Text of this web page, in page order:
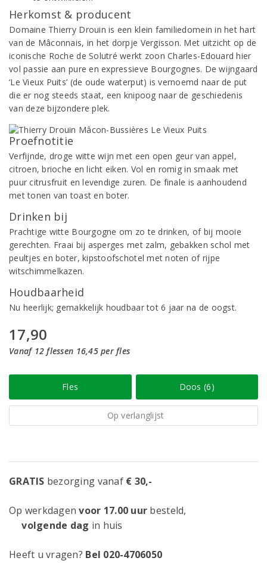
Herkomst & producent
Domaine Thierry Drouin is een klein familiedomein in het hart
van de Mâconnais, in het dorpje Vergisson. Met uitzicht op de
iconische Roche de Solutré werkt zoon Charles-Edouard hier
vol passie aan pure en expressieve Bourgognes. De wijngaard
‘Le Vieux Puits’ (de oude waterput) is vernoemd naar de put
die er nog steeds staat, een knipoog naar de geschiedenis
van deze bijzondere plek.
Proefnotitie
Verfijnde, droge witte wijn met een open geur van appel,
citroen, brioche en licht eiken. Vol en romig in smaak met
puur citrusfruit en levendige zuren. De finale is aanhoudend
met tonen van toast en boter.
Drinken bij
Prachtige witte Bourgogne om zo te drinken, of bij mooie
gerechten. Fraai bij asperges met zalm, gebakken schol met
peultjes en boter, kipstoofschotel met noten of rijpe
witschimmelkazen.
Houdbaarheid
Nu heerlijk; gemakkelijk houdbaar tot 6 jaar na de oogst.
17,90
Vanaf 12 flessen 16,45 per fles
Fles Doos (6)
Op verlanglijst
GRATIS bezorging vanaf € 30,-
Op werkdagenvoor 17.00 uur besteld,
volgende dag in huis
Heeft u vragen? Bel 020-4706050